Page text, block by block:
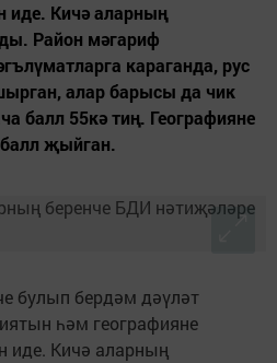
иде. Кичә аларның
Район мәгариф
караганда, рус
алар барысы да чик
балл 55кә тиң. Географияне
җыйган.
булып бердәм дәүләт
һәм географияне
иде. Кичә аларның